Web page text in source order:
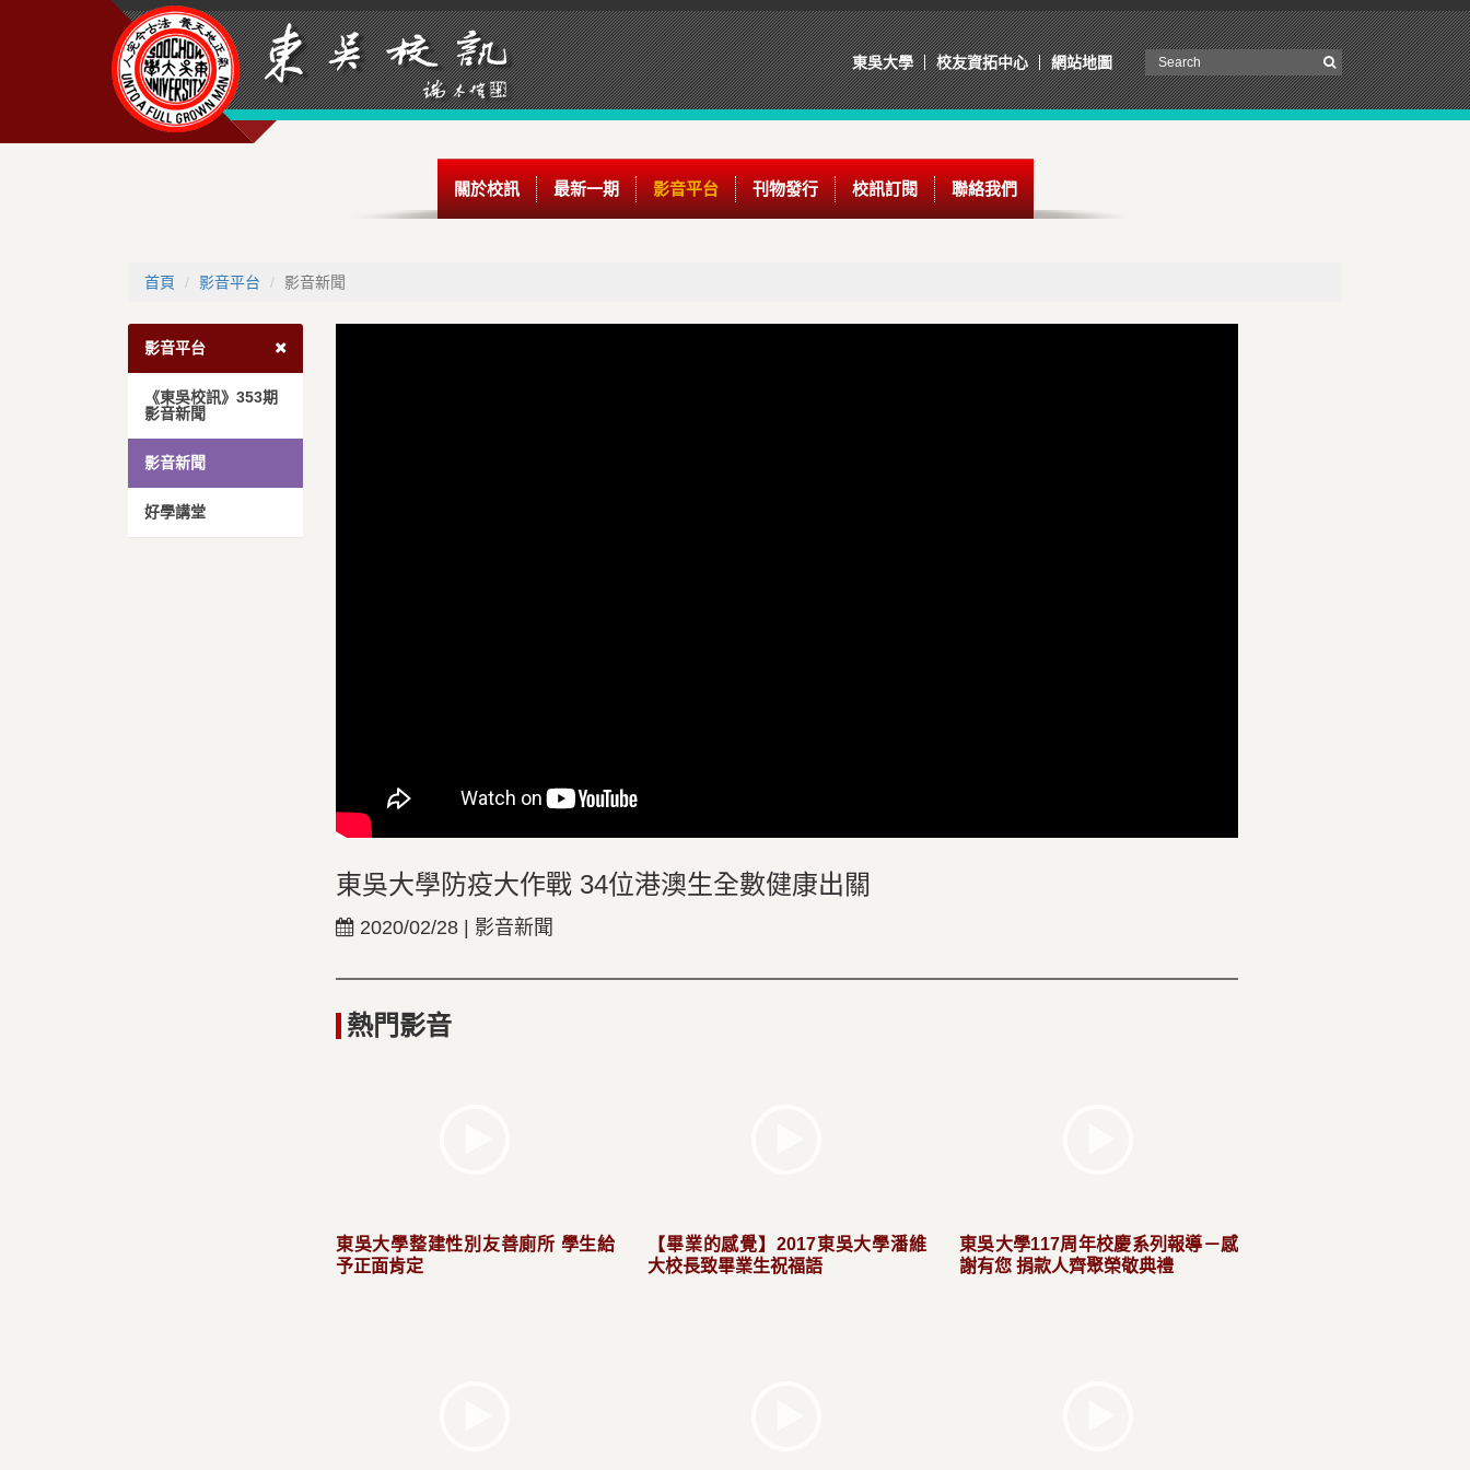
東吳大學 校友資拓中心 網站地圖
關於校訊 最新一期 影音平台 刊物發行 校訊訂閱 聯絡我們
首頁 影音平台 影音新聞
影音平台
《東吳校訊》353期
影音新聞
影音新聞
好學講堂
東吳大學防疫大作戰 34位港澳生全數健康出關
2020/02/28 | 影音新聞
熱門影音
東吳大學整建性別友善廁所 學生給
予正面肯定
【畢業的感覺】2017東吳大學潘維
大校長致畢業生祝福語
東吳大學117周年校慶系列報導－感
謝有您 捐款人齊聚榮敬典禮